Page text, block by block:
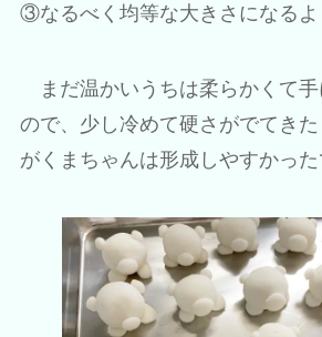
③なるべく均等な大きさになるよ
まだ温かいうちは柔らかくて手
ので、少し冷めて硬さがでて
がくまちゃんは形成しやすかった